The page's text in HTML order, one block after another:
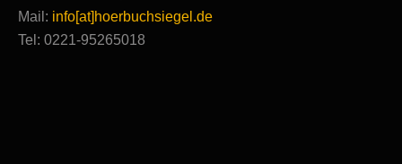
Mail: info[at]hoerbuchsiegel.de
Tel: 0221-95265018